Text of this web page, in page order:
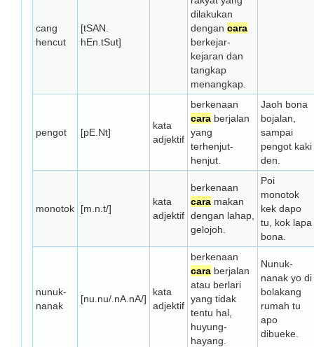
cang
hencut
[tSAN.
hEn.tSut]
dilakukan
dengan cara
berkejar-
kejaran dan
tangkap
menangkap.
pengot [pE.Nt]
kata
adjektif
berkenaan
cara berjalan
yang
terhenjut-
henjut.
Jaoh bona
bojalan,
sampai
pengot kaki
den.
monotok [m.n.t/]
kata
adjektif
berkenaan
cara makan
dengan lahap,
gelojoh.
Poi
monotok
kek dapo
tu, kok lapa
bona.
nunuk-
nanak
[nu.nu/.nA.nA/]
kata
adjektif
berkenaan
cara berjalan
atau berlari
yang tidak
tentu hal,
huyung-
hayang.
Nunuk-
nanak yo di
bolakang
rumah tu
apo
dibueke.